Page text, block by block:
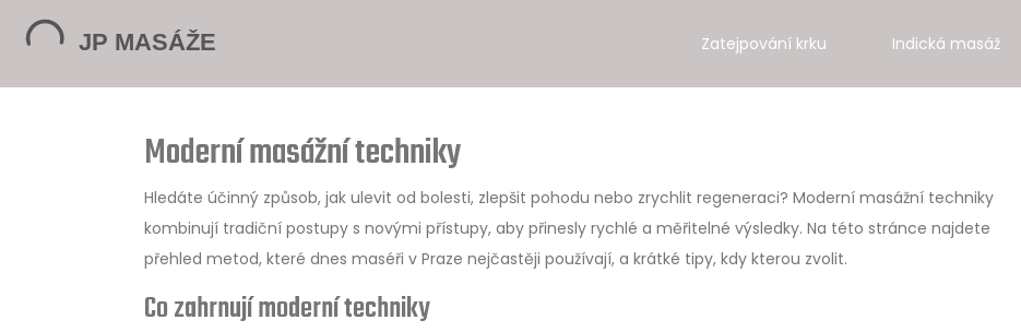
Zatejpování krku Indická masáž
Moderní masážní techniky
Hledáte účinný způsob, jak ulevit od bolesti, zlepšit pohodu nebo zrychlit regeneraci? Moderní masážní techniky
kombinují tradiční postupy s novými přístupy, aby přinesly rychlé a měřitelné výsledky. Na této stránce najdete
přehled metod, které dnes maséři v Praze nejčastěji používají, a krátké tipy, kdy kterou zvolit.
Co zahrnují moderní techniky